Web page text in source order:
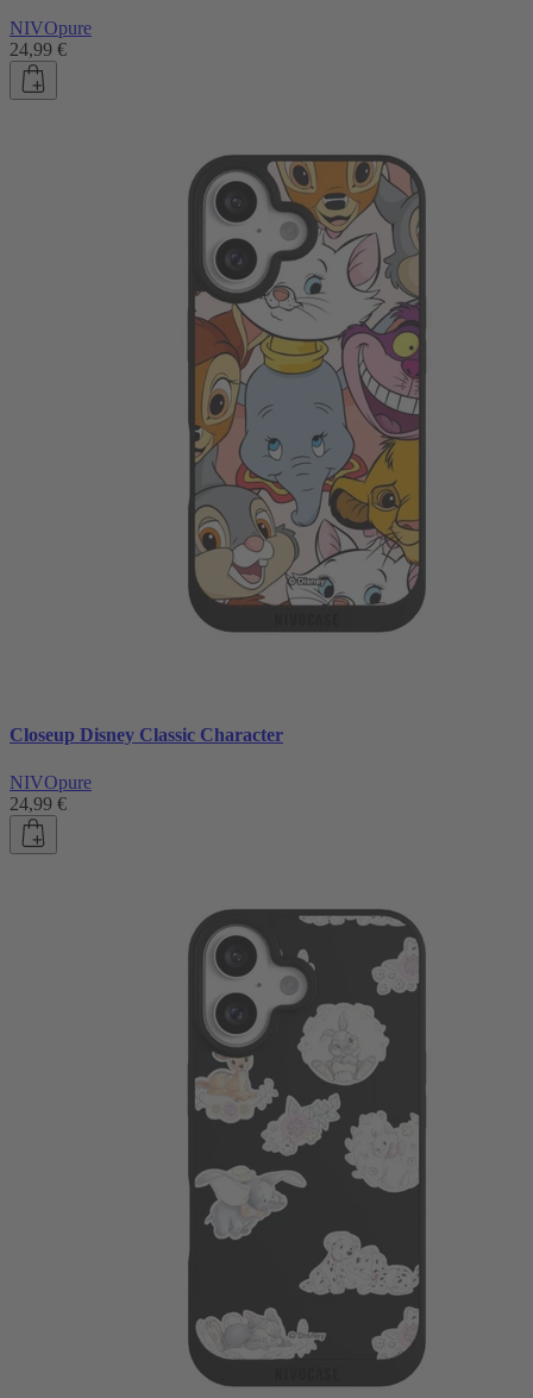
NIVOpure
24,99 €
Closeup Disney Classic Character
NIVOpure
24,99 €